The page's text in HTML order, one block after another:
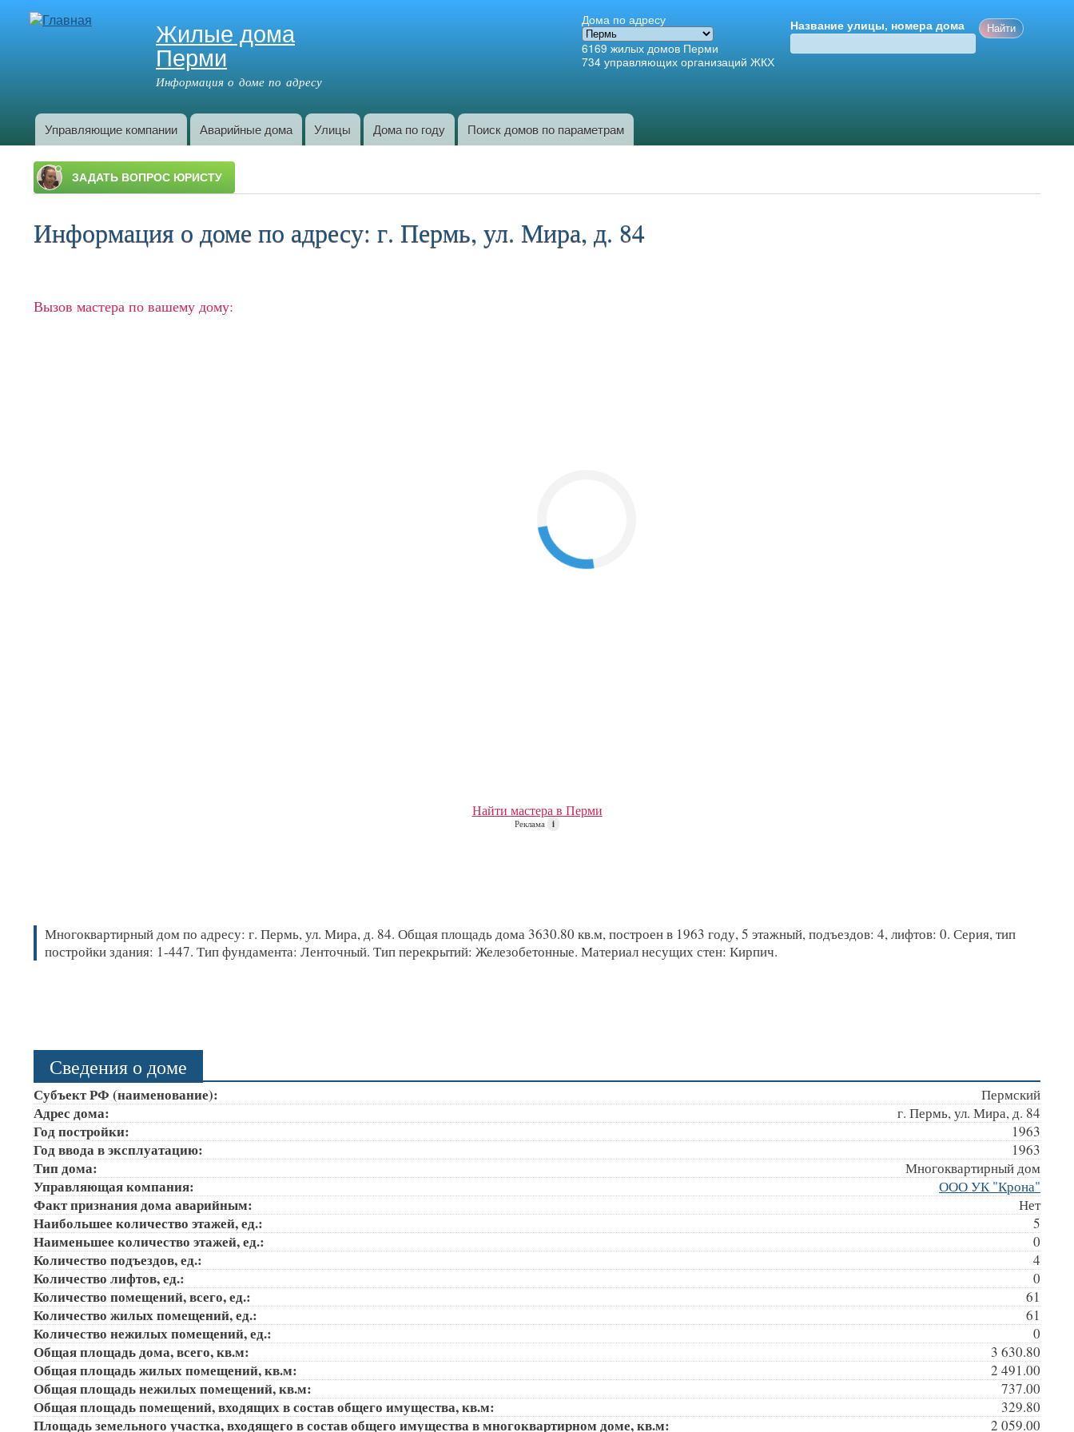
Жилые дома
Перми
Информация о доме по адресу
Дома по адресу
6169 жилых домов Перми
734 управляющих организаций ЖКХ
Название улицы, номера дома
Главное меню
Управляющие компании Аварийные дома Улицы Дома по году Поиск домов по параметрам
Информация о доме по адресу: г. Пермь, ул. Мира, д. 84
Вызов мастера по вашему дому:
Найти мастера в Перми
Реклама i
Многоквартирный дом по адресу: г. Пермь, ул. Мира, д. 84. Общая площадь дома 3630.80 кв.м, построен в 1963 году, 5 этажный, подъездов: 4, лифтов: 0. Серия, тип
постройки здания: 1-447. Тип фундамента: Ленточный. Тип перекрытий: Железобетонные. Материал несущих стен: Кирпич.
Сведения о доме
Субъект РФ (наименование): Пермский
Адрес дома: г. Пермь, ул. Мира, д. 84
Год постройки: 1963
Год ввода в эксплуатацию: 1963
Тип дома: Многоквартирный дом
Управляющая компания: ООО УК "Крона"
Факт признания дома аварийным: Нет
Наибольшее количество этажей, ед.: 5
Наименьшее количество этажей, ед.: 0
Количество подъездов, ед.: 4
Количество лифтов, ед.: 0
Количество помещений, всего, ед.: 61
Количество жилых помещений, ед.: 61
Количество нежилых помещений, ед.: 0
Общая площадь дома, всего, кв.м: 3 630.80
Общая площадь жилых помещений, кв.м: 2 491.00
Общая площадь нежилых помещений, кв.м: 737.00
Общая площадь помещений, входящих в состав общего имущества, кв.м: 329.80
Площадь земельного участка, входящего в состав общего имущества в многоквартирном доме, кв.м: 2 059.00